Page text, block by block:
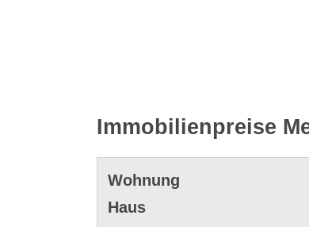
Immobilienpreise
Wohnung
Haus